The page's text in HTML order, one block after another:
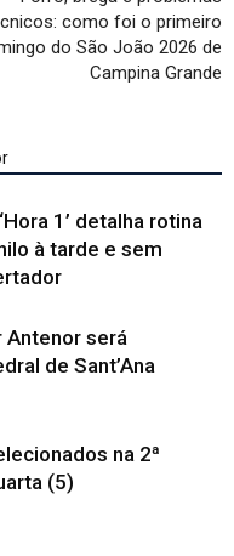
como foi o primeiro
do São João 2026 de
Campina Grande
1’ detalha rotina
à tarde e sem
Antenor será
de Sant’Ana
na 2ª
(5)